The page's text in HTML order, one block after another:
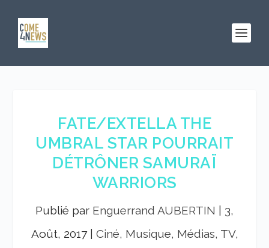
FATE/EXTELLA THE
UMBRAL STAR POURRAIT
DÉTRÔNER SAMURAÏ
WARRIORS
Publié par Enguerrand AUBERTIN
3,
Août, 2017| Ciné, Musique, Médias, TV,